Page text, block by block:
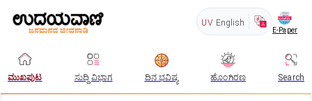
UV English
E-Paper
ಮುಖಪುಟ ಸುದ್ದಿ ವಿಭಾಗ ದಿನ ಭವಿಷ್ಯ ಹೊಂಗಿರಣ Search